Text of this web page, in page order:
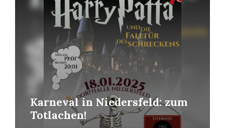
Karneval in Niedersfeld: zum
Totlachen!